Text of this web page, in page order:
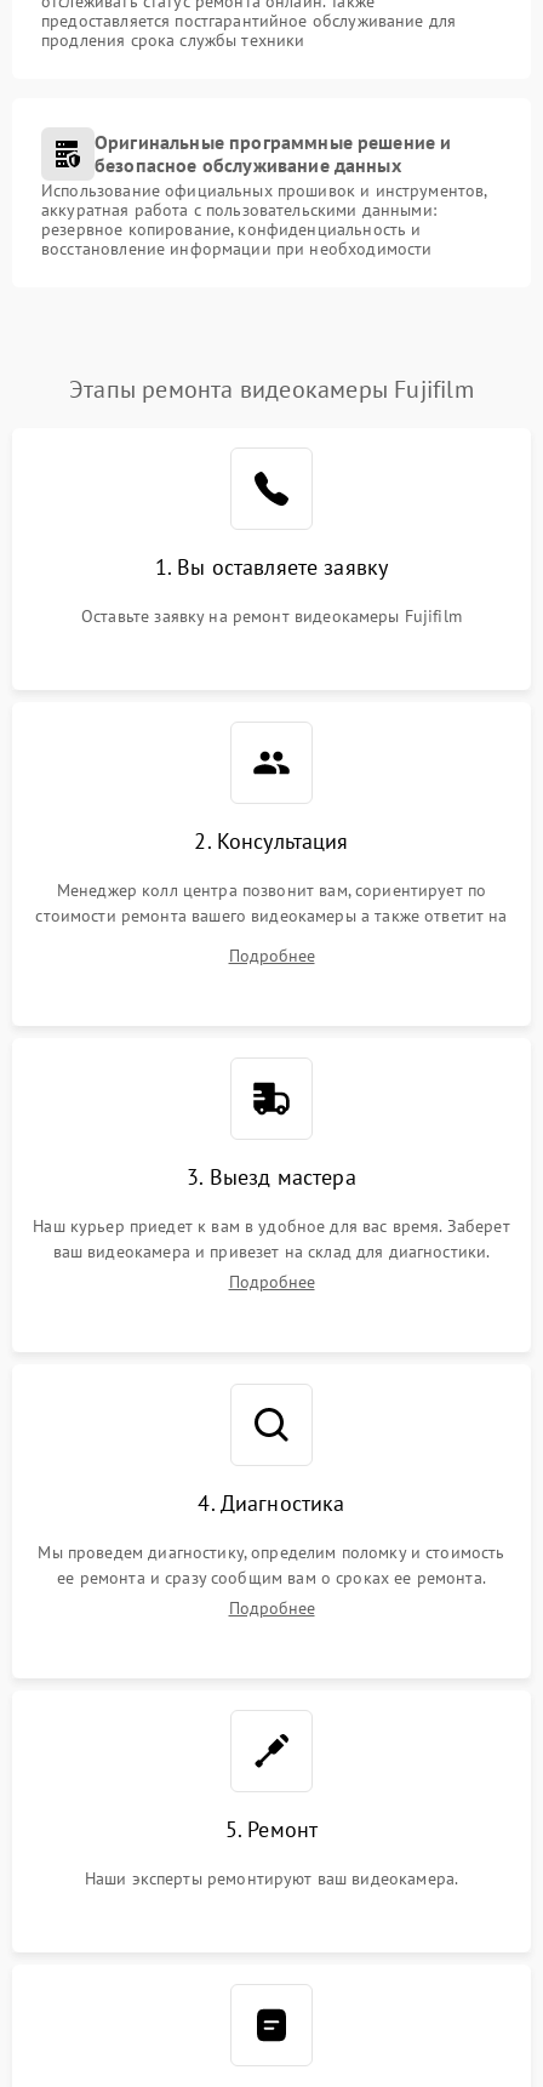
предоставляется постгарантийное обслуживание для
продления срока службы техники
Оригинальные программные решение и
безопасное обслуживание данных
Использование официальных прошивок и инструментов,
аккуратная работа с пользовательскими данными:
резервное копирование, конфиденциальность и
восстановление информации при необходимости
Этапы ремонта видеокамеры Fujifilm
1. Вы оставляете заявку
Оставьте заявку на ремонт видеокамеры Fujifilm
2. Консультация
Менеджер колл центра позвонит вам, сориентирует по
стоимости ремонта вашего видеокамеры а также ответит на
Подробнее
3. Выезд мастера
Наш курьер приедет к вам в удобное для вас время. Заберет
ваш видеокамера и привезет на склад для диагностики.
Подробнее
4. Диагностика
Мы проведем диагностику, определим поломку и стоимость
ее ремонта и сразу сообщим вам о сроках ее ремонта.
Подробнее
5. Ремонт
Наши эксперты ремонтируют ваш видеокамера.